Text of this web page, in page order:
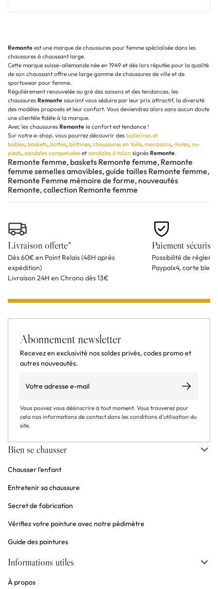
Remonte est une marque de chaussures pour femme spécialisée dans les
chaussures à chaussant large.
Cette marque suisse-allemande née en 1949 et dès lors réputée pour la qualité
de son chaussant offre une large gamme de chaussures de ville et de
sportswear pour femme.
Régulièrement renouvelée au gré des saisons et des tendances, les
chaussures Remonte sauront vous séduire par leur prix attractif, la diversité
des modèles proposés et leur confort. Vous deviendrez alors sans aucun doute
une clientèle fidèle à la marque.
Avec les chaussures Remonte le confort est tendance !
Sur notre e-shop, vous pourrez découvrir des ballerines et
babies, baskets, bottes, bottines, chaussures en toile, mocassins, mules, nu-
pieds, sandales compensées et sandales à talon signés Remonte.
Remonte femme, baskets Remonte femme, Remonte
femme semelles amovibles, guide tailles Remonte femme,
Remonte Femme mémoire de forme, nouveautés
Remonte, collection Remonte femme
Livraison offerte*
Dès 60€ en Point Relais (48H après
expédition)
Livraison 24H en Chrono dès 13€
Paiement sécurisé
Possibilité de
Paypalx4, carte
Abonnement newsletter
Recevez en exclusivité nos soldes privés, codes promo et
autres nouveautés.
S’abonner
Vous pouvez vous désinscrire à tout moment. Vous trouverez pour
cela nos informations de contact dans les conditions d'utilisation du
site.
Bien se chausser
Chausser l'enfant
Entretenir sa chaussure
Secret de fabrication
Vérifiez votre pointure avec notre pédimètre
Guide des pointures
Informations utiles
À propos